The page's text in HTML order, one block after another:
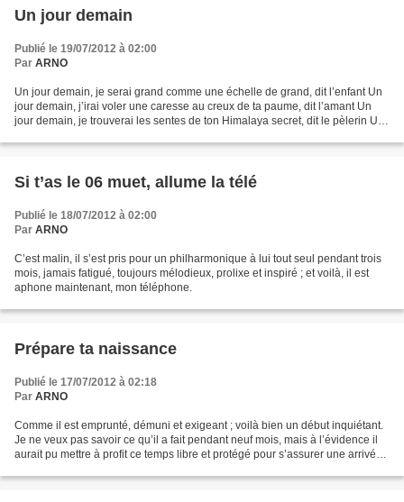
Un jour demain
Publié le 19/07/2012 à 02:00
Par ARNO
Un jour demain, je serai grand comme une échelle de grand, dit l’enfant Un
jour demain, j’irai voler une caresse au creux de ta paume, dit l’amant Un
jour demain, je trouverai les sentes de ton Himalaya secret, dit le pèlerin Un
Si t’as le 06 muet, allume la télé
Publié le 18/07/2012 à 02:00
Par ARNO
C’est malin, il s’est pris pour un philharmonique à lui tout seul pendant trois
mois, jamais fatigué, toujours mélodieux, prolixe et inspiré ; et voilà, il est
aphone maintenant, mon téléphone.
Prépare ta naissance
Publié le 17/07/2012 à 02:18
Par ARNO
Comme il est emprunté, démuni et exigeant ; voilà bien un début inquiétant.
Je ne veux pas savoir ce qu’il a fait pendant neuf mois, mais à l’évidence il
aurait pu mettre à profit ce temps libre et protégé pour s’assurer une arrivée